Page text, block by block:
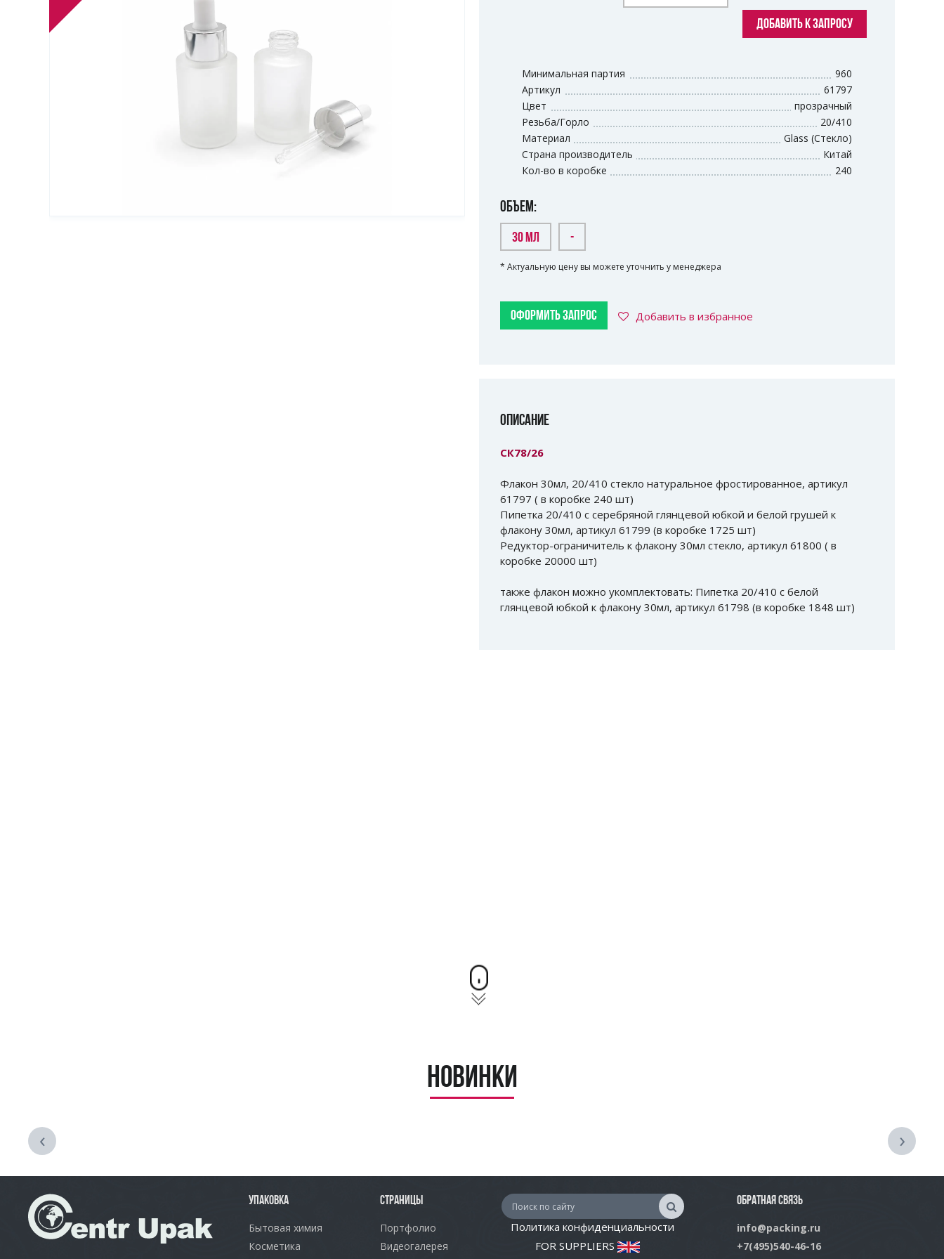
Упаковка для декоративной косметики
Другая упаковка
ДОБАВИТЬ К ЗАПРОСУ
Минимальная партия
960
Артикул
61797
Цвет
прозрачный
Резьба/Горло
20/410
Материал
Glass (Стекло)
Страна производитель
Китай
Кол-во в коробке
240
ОБЪЕМ:
30 МЛ -
* Актуальную цену вы можете уточнить у менеджера
ОФОРМИТЬ ЗАПРОС Добавить в избранное
ОПИСАНИЕ
СК78/26
Флакон 30мл, 20/410 стекло натуральное фростированное, артикул
61797 ( в коробке 240 шт)
Пипетка 20/410 с серебряной глянцевой юбкой и белой грушей к
флакону 30мл, артикул 61799 (в коробке 1725 шт)
Редуктор-ограничитель к флакону 30мл стекло, артикул 61800 ( в
коробке 20000 шт)
также флакон можно укомплектовать: Пипетка 20/410 с белой
глянцевой юбкой к флакону 30мл, артикул 61798 (в коробке 1848 шт)
Новинки
‹ ›
УПАКОВКА
Бытовая химия
Косметика
СТРАНИЦЫ
Портфолио
Видеогалерея
Политика конфиденциальности
FOR SUPPLIERS
ОБРАТНАЯ СВЯЗЬ
info@packing.ru
+7(495)540-46-16